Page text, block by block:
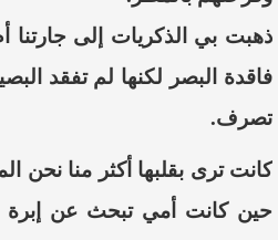
ذهبت بي الذكريات إلى جارتنا
فاقدة البصر لكنها لم تفقد
تصرف.
كانت ترى بقلبها أكثر منا نحن
حين كانت أمي تبحث عن إبرة